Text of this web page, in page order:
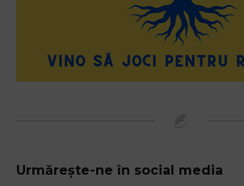
Urmărește-ne în social media